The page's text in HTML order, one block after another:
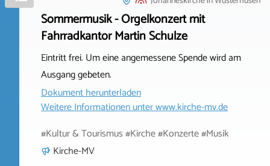
Sommermusik - Orgelkonzert mit
Fahrradkantor Martin Schulze
Eintritt frei. Um eine angemessene Spende wird am
Ausgang gebeten.
Dokument herunterladen
Weitere Informationen unterwww.kirche-mv.de
#Kultur & Tourismus #Kirche #Konzerte #Musik
Kirche-MV